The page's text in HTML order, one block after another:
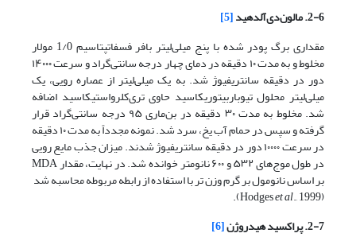
2-6. مالون‌دی‌آلدهید
[5]
مقداری برگ پودر شده با پنج میلی‌لیتر بافر فسفات­پتاسیم 1/0 مولار
مخلوط و به مدت ۱۰ دقیقه در دمای چهار درجه سانتی‌گراد و سرعت ۱۴۰۰۰
دور در دقیقه سانتریفیوژ شد. به یک میلی‌لیتر از عصاره رویی، یک
میلی‌لیتر محلول تیوباربیتوریک­اسید حاوی تری‌کلرواستیک­اسید اضافه
شد. مخلوط به مدت ۳۰ دقیقه در بن‌ماری ۹۵ درجه سانتی‌گراد قرار
گرفته و سپس در حمام آب یخ، سرد شد. نمونه مجدداً به مدت ۱۰ دقیقه
در سرعت ۱۰۰۰۰ دور در دقیقه سانتریفیوژ شدند. میزان جذب مایع رویی
در طول موج‌های ۵۳۲ و ۶۰۰ نانومتر خوانده شد. در نهایت، مقدار MDA
بر اساس نانومول بر گرم وزن تر با استفاده از رابطه مربوطه محاسبه شد
(Hodges
et al., 1999).
2-7. پراکسید هیدروژن
[6]